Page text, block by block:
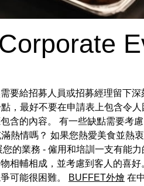
要給招募人員或招募經理留下深
，最好不要在申請表上包含令
含的內容。 有一些缺點需要考
熱情嗎？ 如果您熱愛美食並熱
的業務 - 僱用和培訓一支有能
相輔相成，並考慮到客人的喜
可能很困難。
BUFFET外燴 在